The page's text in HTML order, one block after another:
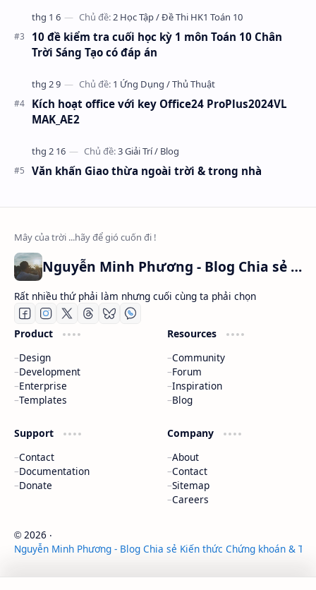
10 đề kiểm tra cuối học kỳ 1 môn Toán 10 Chân
Trời Sáng Tạo có đáp án
Kích hoạt office với key Office24 ProPlus2024VL
MAK_AE2
Văn khấn Giao thừa ngoài trời & trong nhà
Nguyễn Minh Phương - Blog Chia sẻ Kiến thức Chứng khoán & Tài liệu Toán học
Rất nhiều thứ phải làm nhưng cuối cùng ta phải chọn
Product
Design
Development
Enterprise
Templates
Resources
Community
Forum
Inspiration
Blog
Support
Contact
Documentation
Donate
Company
About
Contact
Sitemap
Careers
© 2026 ‧
Nguyễn Minh Phương - Blog Chia sẻ Kiến thức Chứng khoán & Tài